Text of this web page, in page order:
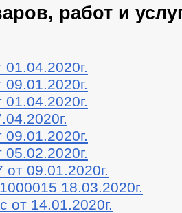
работ и
09.01.2020г.
18.03.2020г.
от 14.01.2020г.